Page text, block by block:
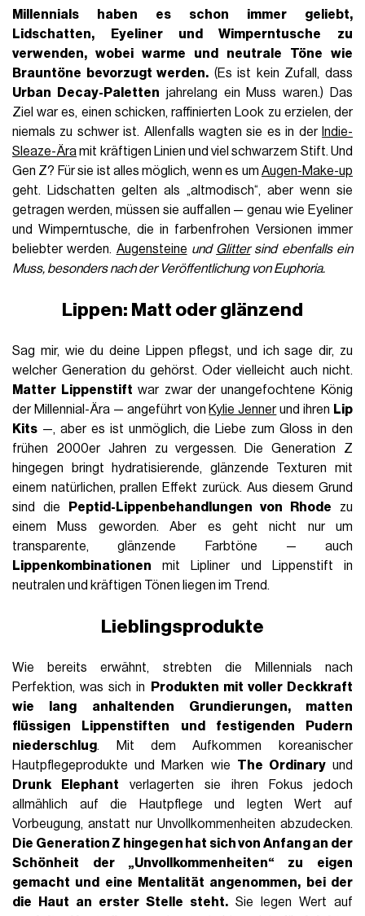
Millennials haben es schon immer geliebt,
Lidschatten, Eyeliner und Wimperntusche zu
verwenden, wobei warme und
neutrale Töne wie
Brauntöne bevorzugt werden. (Es ist kein Zufall, dass
Urban Decay-Paletten jahrelang ein Muss waren.) Das
Ziel war es, einen schicken, raffinierten Look zu erzielen, der
niemals zu schwer ist. Allenfalls wagten sie es in der Indie-
Sleaze-Äramit kräftigen Linien und viel schwarzem Stift. Und
Gen Z? Für sie ist alles möglich, wenn es um Augen-Make-up
geht. Lidschatten gelten als „altmodisch“, aber wenn sie
getragen werden, müssen sie auffallen — genau wie Eyeliner
und Wimperntusche, die in farbenfrohen Versionen immer
beliebter werden. Augensteine und Glittersind ebenfalls ein
Muss, besonders nach der Veröffentlichung von Euphoria.
Lippen: Matt oder glänzend
Sag mir, wie du deine Lippen pflegst, und ich sage dir, zu
welcher Generation du gehörst. Oder vielleicht auch nicht.
Matter Lippenstift war zwar der unangefochtene König
der Millennial-Ära — angeführt von Kylie Jennerund ihren Lip
Kits —, aber es ist unmöglich, die Liebe zum Gloss in den
frühen 2000er Jahren zu vergessen. Die Generation Z
hingegen bringt hydratisierende, glänzende Texturen mit
einem natürlichen, prallen Effekt zurück. Aus diesem Grund
sind die
Peptid-Lippenbehandlungen von Rhode zu
einem Muss geworden. Aber es geht nicht nur um
transparente, glänzende Farbtöne — auch
Lippenkombinationen mit Lipliner und Lippenstift in
neutralen und kräftigen Tönen liegen im Trend.
Lieblingsprodukte
Wie bereits erwähnt, strebten die Millennials nach
Perfektion, was sich in
Produkten mit voller Deckkraft
wie lang anhaltenden Grundierungen, matten
flüssigen Lippenstiften und festigenden Pudern
niederschlug. Mit dem Aufkommen koreanischer
Hautpflegeprodukte und Marken wie The Ordinaryund
Drunk Elephant verlagerten sie ihren Fokus jedoch
allmählich auf die Hautpflege und legten Wert auf
Vorbeugung, anstatt nur Unvollkommenheiten abzudecken.
Die Generation Z hingegen hat sich von Anfang an der
Schönheit der „Unvollkommenheiten“ zu eigen
gemacht und eine Mentalität angenommen, bei der
die Haut an erster Stelle steht. Sie legen Wert auf